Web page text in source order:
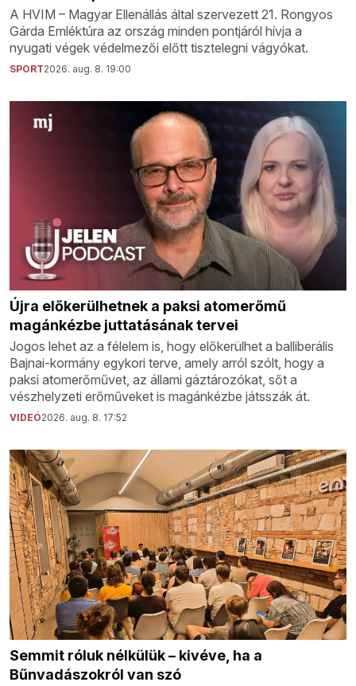
A HVIM – Magyar Ellenállás által szervezett 21. Rongyos
Gárda Emléktúra az ország minden pontjáról hívja a
nyugati végek védelmezői előtt tisztelegni vágyókat.
SPORT2026. aug. 8. 19:00
Újra előkerülhetnek a paksi atomerőmű
magánkézbe juttatásának tervei
Jogos lehet az a félelem is, hogy előkerülhet a balliberális
Bajnai-kormány egykori terve, amely arról szólt, hogy a
paksi atomerőművet, az állami gáztározókat, sőt a
vészhelyzeti erőműveket is magánkézbe játsszák át.
VIDEÓ2026. aug. 8. 17:52
Semmit róluk nélkülük – kivéve, ha a
Bűnvadászokról van szó